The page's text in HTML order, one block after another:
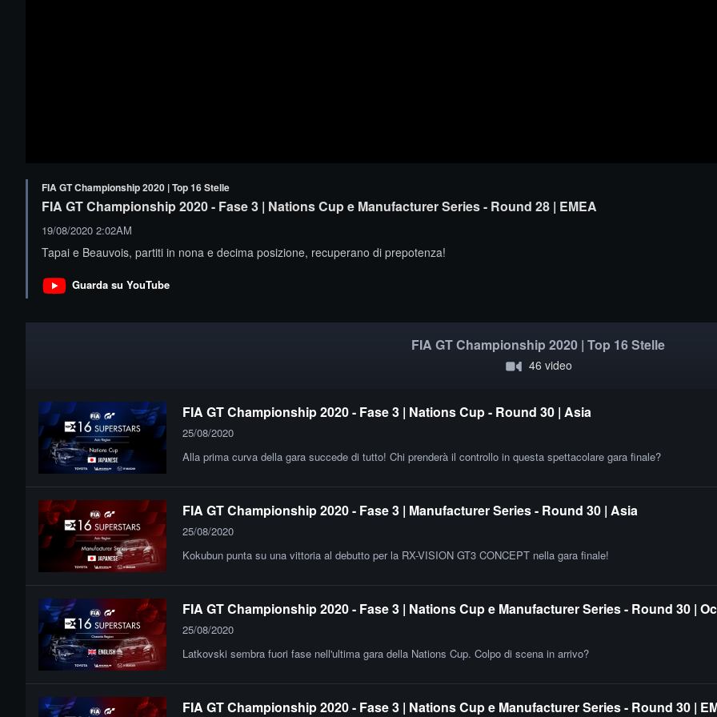
FIA GT Championship 2020 | Top 16 Stelle
FIA GT Championship 2020 - Fase 3 | Nations Cup e Manufacturer Series - Round 28 | EMEA
19/08/2020 2:02AM
Tapai e Beauvois, partiti in nona e decima posizione, recuperano di prepotenza!
Guarda su YouTube
FIA GT Championship 2020 | Top 16 Stelle
46 video
FIA GT Championship 2020 - Fase 3 | Nations Cup - Round 30 | Asia
25/08/2020
Alla prima curva della gara succede di tutto! Chi prenderà il controllo in questa spettacolare gara finale?
FIA GT Championship 2020 - Fase 3 | Manufacturer Series - Round 30 | Asia
25/08/2020
Kokubun punta su una vittoria al debutto per la RX-VISION GT3 CONCEPT nella gara finale!
FIA GT Championship 2020 - Fase 3 | Nations Cup e Manufacturer Series - Round 30 |
25/08/2020
Latkovski sembra fuori fase nell'ultima gara della Nations Cup. Colpo di scena in arrivo?
FIA GT Championship 2020 - Fase 3 | Nations Cup e Manufacturer Series - Round 30 |